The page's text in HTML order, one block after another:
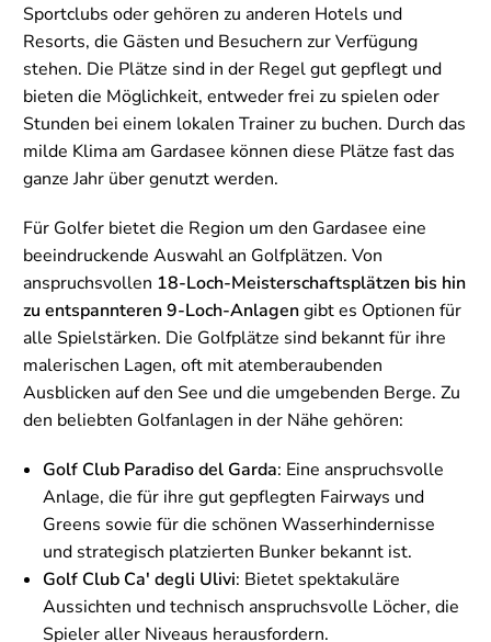
Sportclubs oder gehören zu anderen Hotels und
Resorts, die Gästen und Besuchern zur Verfügung
stehen. Die Plätze sind in der Regel gut gepflegt und
bieten die Möglichkeit, entweder frei zu spielen oder
Stunden bei einem lokalen Trainer zu buchen. Durch das
milde Klima am Gardasee können diese Plätze fast das
ganze Jahr über genutzt werden.
Für Golfer bietet die Region um den Gardasee eine
beeindruckende Auswahl an Golfplätzen. Von
anspruchsvollen 18-Loch-Meisterschaftsplätzen bis hin
zu entspannteren 9-Loch-Anlagengibt es Optionen für
alle Spielstärken. Die Golfplätze sind bekannt für ihre
malerischen Lagen, oft mit atemberaubenden
Ausblicken auf den See und die umgebenden Berge. Zu
den beliebten Golfanlagen in der Nähe gehören:
Golf Club Paradiso del Garda: Eine anspruchsvolle
Anlage, die für ihre gut gepflegten Fairways und
Greens sowie für die schönen Wasserhindernisse
und strategisch platzierten Bunker bekannt ist.
Golf Club Ca' degli Ulivi: Bietet spektakuläre
Aussichten und technisch anspruchsvolle Löcher, die
Spieler aller Niveaus herausfordern.